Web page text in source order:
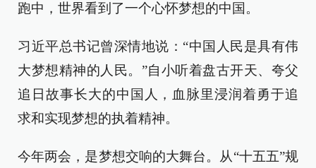
跑中，世界看到了一个心怀梦想的中国。
习近平总书记曾深情地说：“中国人民是具有伟
大梦想精神的人民。”自小听着盘古开天、夸父
追日故事长大的中国人，血脉里浸润着勇于追
求和实现梦想的执着精神。
今年两会，是梦想交响的大舞台。从“十五五”规